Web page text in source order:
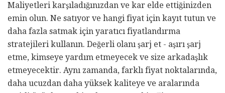
Maliyetleri karşıladığınızdan ve kar elde ettiğinizden
emin olun. Ne satıyor ve hangi fiyat için kayıt tutun ve
daha fazla satmak için yaratıcı fiyatlandırma
stratejileri kullanın. Değerli olanı şarj et - aşırı şarj
etme, kimseye yardım etmeyecek ve size arkadaşlık
etmeyecektir. Aynı zamanda, farklı fiyat noktalarında,
daha ucuzdan daha yüksek kaliteye ve aralarında